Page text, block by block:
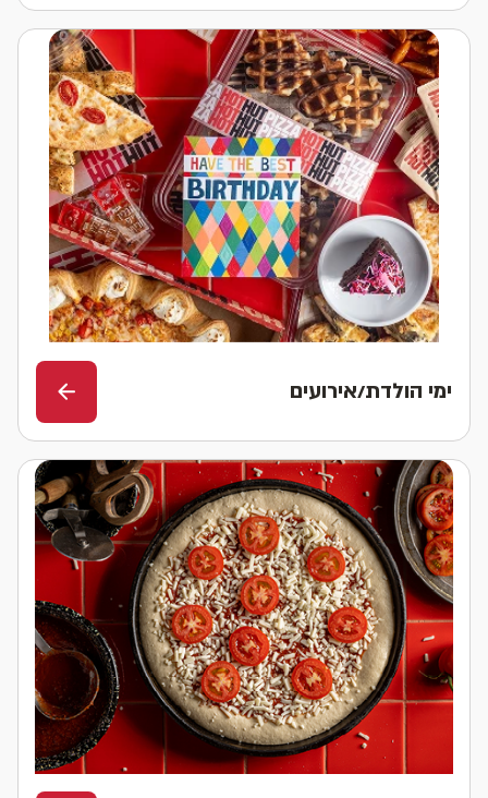
ימי הולדת/אירועים